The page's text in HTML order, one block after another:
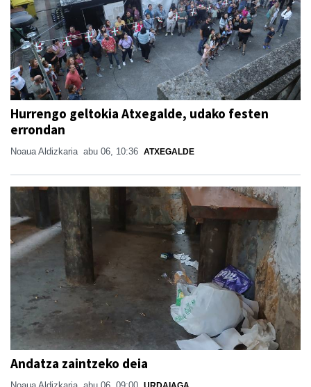
Hurrengo geltokia Atxegalde, udako festen
errondan
Noaua Aldizkaria abu 06, 10:36 ATXEGALDE
Andatza zaintzeko deia